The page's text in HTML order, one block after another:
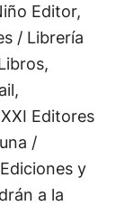
Editor,
/ Librería
Editores
/
y
a la